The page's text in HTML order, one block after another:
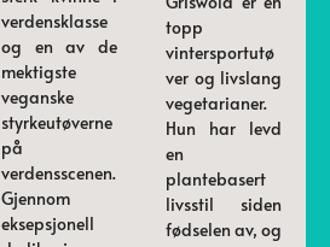
verdensklasse
og en av de
mektigste
veganske
styrkeutøverne
på
verdensscenen.
Gjennom
eksepsjonell
topp
vintersportutø
ver og livslang
vegetarianer.
Hun har levd
en
plantebasert
livsstil siden
fødselen av, og